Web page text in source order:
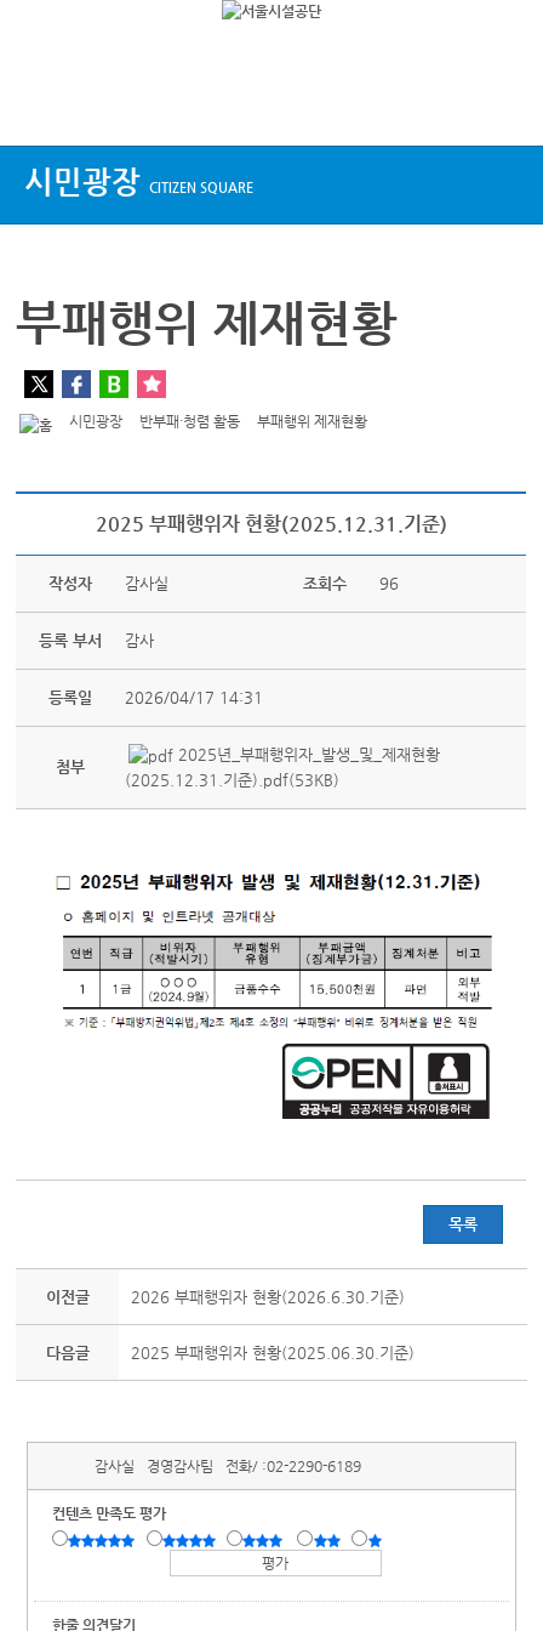
시민광장 CITIZEN SQUARE
부패행위 제재현황
시민광장 반부패·청렴 활동 부패행위 제재현황
2025 부패행위자 현황(2025.12.31.기준)
작성자 감사실 조회수 96
등록 부서 감사
등록일 2026/04/17 14:31
첨부
2025년_부패행위자_발생_및_제재현황
(2025.12.31.기준).pdf(53KB)
목록
이전글 2026 부패행위자 현황(2026.6.30.기준)
다음글 2025 부패행위자 현황(2025.06.30.기준)
감사실 경영감사팀 전화/ :02-2290-6189
컨텐츠 만족도 평가
한줄 의견달기